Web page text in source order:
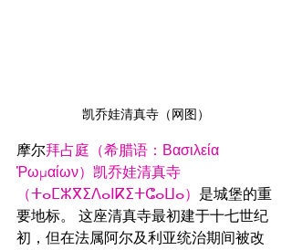
凯乔娃清真寺（网图）
摩尔拜占庭（希腊语： Βασιλεία
Ῥωμαίων） 凯乔娃清真寺
（ⵜⴰⵎⵣⴳⵉⴷⴰⵏⴽⵉⵜⵛⴰⵡⴰ） 是城堡的重
要地标。 这座清真寺最初建于十七世纪
初，但在法属阿尔及利亚统治期间被改